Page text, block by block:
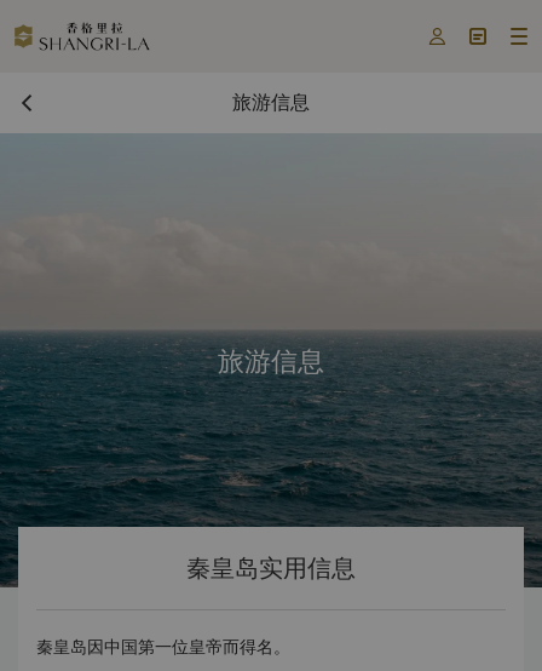
  
旅游信息
旅游信息
秦皇岛实用信息
秦皇岛因中国第一位皇帝而得名。